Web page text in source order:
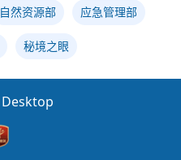
自然资源部 应急管理部
秘境之眼
Desktop